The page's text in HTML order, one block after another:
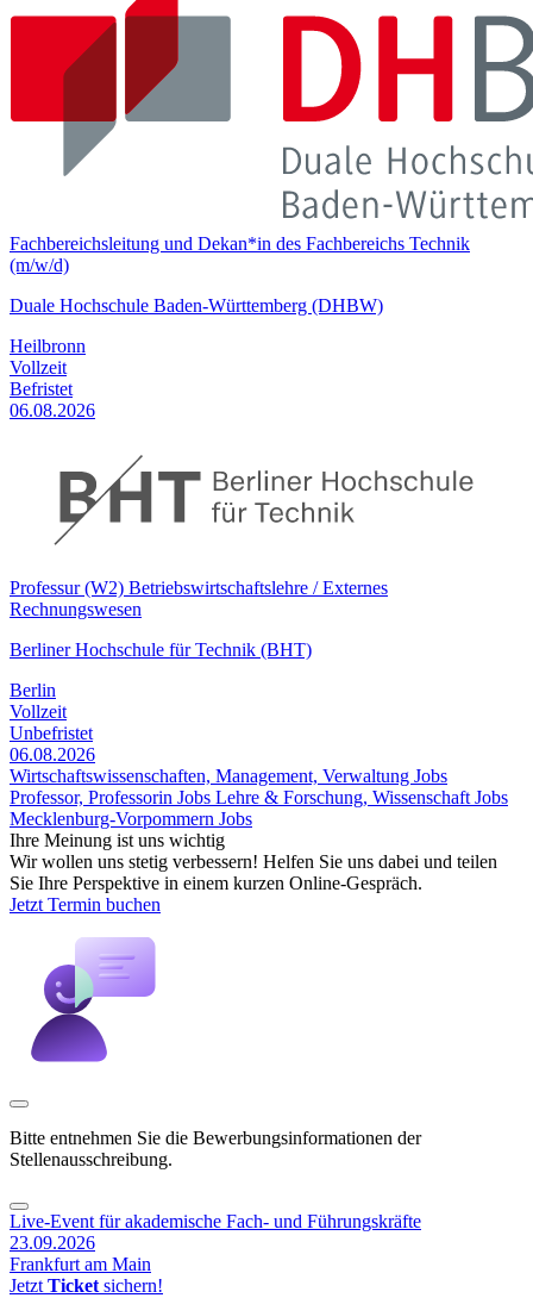
Fachbereichsleitung und Dekan*in des Fachbereichs Technik
(m/w/d)
Duale Hochschule Baden-Württemberg (DHBW)
Heilbronn
Vollzeit
Befristet
06.08.2026
Professur (W2) Betriebswirtschaftslehre / Externes
Rechnungswesen
Berliner Hochschule für Technik (BHT)
Berlin
Vollzeit
Unbefristet
06.08.2026
Wirtschaftswissenschaften, Management, Verwaltung Jobs
Professor, Professorin Jobs Lehre & Forschung, Wissenschaft Jobs
Mecklenburg-Vorpommern Jobs
Ihre Meinung ist uns wichtig
Wir wollen uns stetig verbessern! Helfen Sie uns dabei und teilen
Sie Ihre Perspektive in einem kurzen Online-Gespräch.
Jetzt Termin buchen
Bitte entnehmen Sie die Bewerbungsinformationen der
Stellenausschreibung.
Live-Event für akademische Fach- und Führungskräfte
23.09.2026
Frankfurt am Main
Jetzt Ticket sichern!